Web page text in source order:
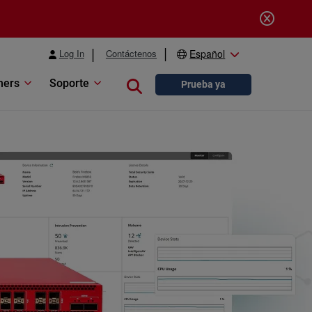
Log In Contáctenos Español
Soporte Close searchPrueba ya